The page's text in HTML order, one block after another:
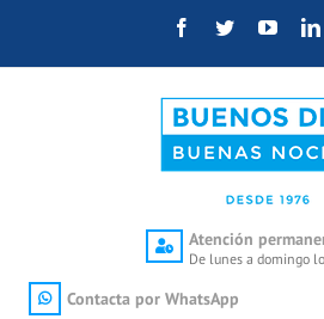
Facebook
Twitter
Atención
De lunes a domingo
Contacta por WhatsApp